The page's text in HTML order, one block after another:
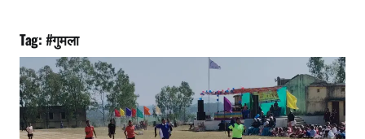
Tag: #गुमला